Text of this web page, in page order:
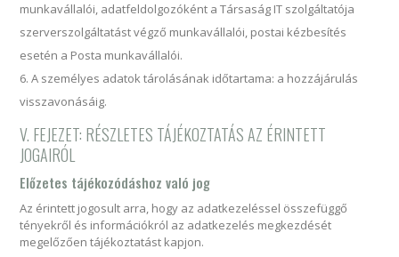
munkavállalói, adatfeldolgozóként a Társaság IT szolgáltatója
szerverszolgáltatást végző munkavállalói, postai kézbesítés
esetén a Posta munkavállalói.
A személyes adatok tárolásának időtartama: a hozzájárulás
visszavonásáig.
V. FEJEZET: RÉSZLETES TÁJÉKOZTATÁS AZ ÉRINTETT
JOGAIRÓL
Előzetes tájékozódáshoz való jog
Az érintett jogosult arra, hogy az adatkezeléssel összefüggő
tényekről és információkról az adatkezelés megkezdését
megelőzően tájékoztatást kapjon.